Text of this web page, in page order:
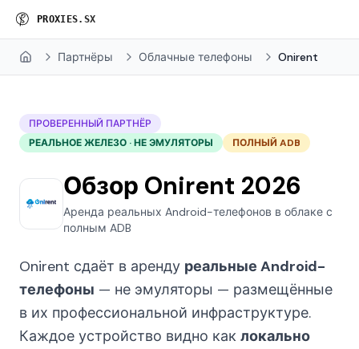
PROXI ES. SX
Home Партнёры Облачные телефоны Onirent
ПРОВЕРЕННЫЙ ПАРТНЁР
РЕАЛЬНОЕ ЖЕЛЕЗО · НЕ ЭМУЛЯТОРЫ
ПОЛНЫЙ ADB
Обзор Onirent 2026
Аренда реальных Android-телефонов в облаке с
полным ADB
Onirent сдаёт в аренду реальные Android-
телефоны — не эмуляторы — размещённые
в их профессиональной инфраструктуре.
Каждое устройство видно как локально